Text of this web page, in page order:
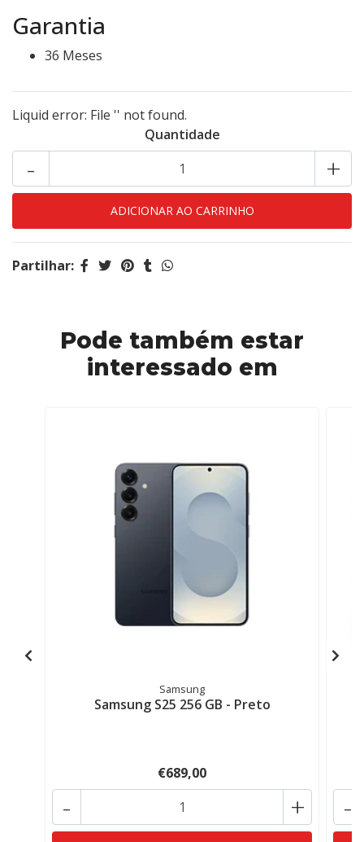
Garantia
36 Meses
Liquid error: File '' not found.
Quantidade
+
-
Partilhar:
Pode também estar
interessado em
Samsung
Samsung S25 256 GB - Preto
€689,00
+
- -